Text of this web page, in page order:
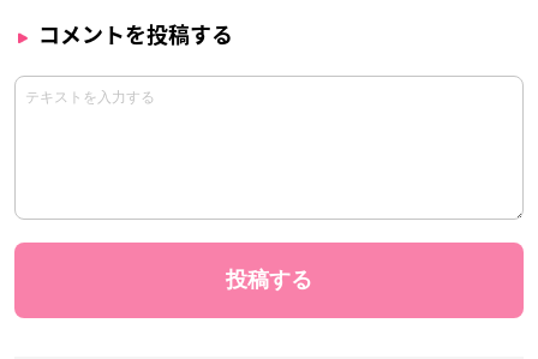
コメントを投稿する